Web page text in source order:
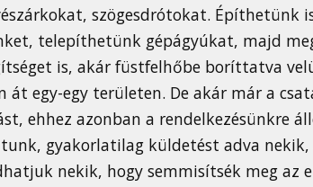
szögesdrótokat. Építhetünk
telepíthetünk gépágyúkat, majd
is, akár füstfelhőbe boríttatva
át egy-egy területen. De akár már a
ehhez azonban a rendelkezésünkre
gyakorlatilag küldetést adva
nekik, hogy semmisítsék meg az